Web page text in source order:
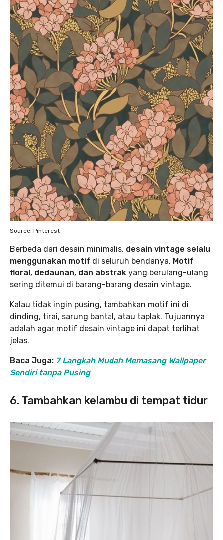
Source: Pinterest
Berbeda dari desain minimalis, desain vintage selalu
menggunakan motif di seluruh bendanya. Motif
floral, dedaunan, dan abstrak yang berulang-ulang
sering ditemui di barang-barang desain vintage.
Kalau tidak ingin pusing, tambahkan motif ini di
dinding, tirai, sarung bantal, atau taplak. Tujuannya
adalah agar motif desain vintage ini dapat terlihat
jelas.
Baca Juga: 7 Langkah Mudah Memasang Wallpaper
Sendiri tanpa Pusing
6. Tambahkan kelambu di tempat tidur